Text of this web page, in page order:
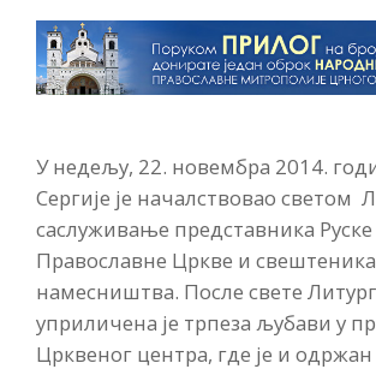
У недељу, 22. новембра 2014.
Сергије је началствовао светом
саслуживање представника Руске
Православне Цркве и
намесништва. После свете
уприличена је трпеза љубави у
Црквеног центра, где је и